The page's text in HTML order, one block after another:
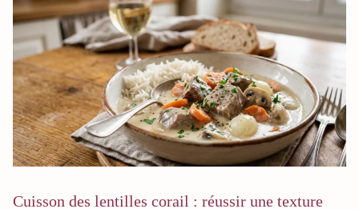
Cuisson des lentilles corail : réussir une texture